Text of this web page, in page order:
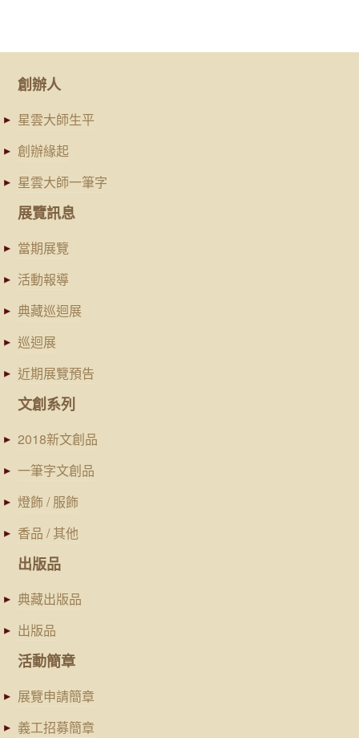
創辦人
星雲大師生平
創辦緣起
星雲大師一筆字
展覽訊息
當期展覽
活動報導
典藏巡迴展
巡迴展
近期展覽預告
文創系列
2018新文創品
一筆字文創品
燈飾 / 服飾
香品 / 其他
出版品
典藏出版品
出版品
活動簡章
展覽申請簡章
義工招募簡章